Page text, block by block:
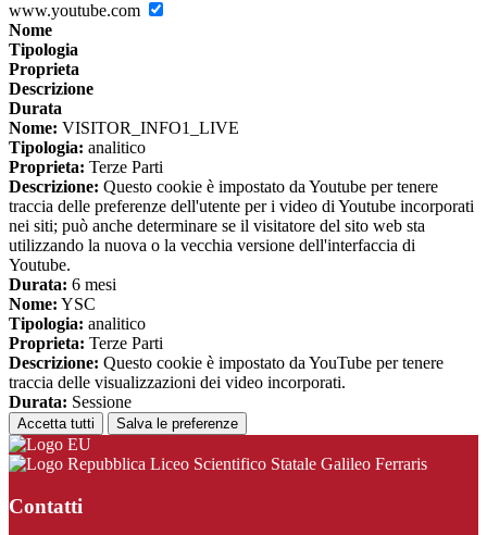
www.youtube.com
Nome
Tipologia
Proprieta
Descrizione
Durata
Nome: VISITOR_INFO1_LIVE
Tipologia: analitico
Proprieta: Terze Parti
Descrizione: Questo cookie è impostato da Youtube per tenere
traccia delle preferenze dell'utente per i video di Youtube incorporati
nei siti; può anche determinare se il visitatore del sito web sta
utilizzando la nuova o la vecchia versione dell'interfaccia di
Youtube.
Durata: 6 mesi
Nome: YSC
Tipologia: analitico
Proprieta: Terze Parti
Descrizione: Questo cookie è impostato da YouTube per tenere
traccia delle visualizzazioni dei video incorporati.
Durata: Sessione
Accetta tutti Salva le preferenze
Liceo Scientifico Statale Galileo Ferraris
Contatti